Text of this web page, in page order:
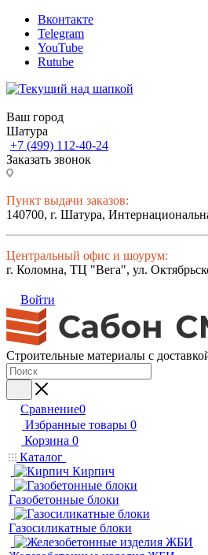
Вконтакте
Telegram
YouTube
Rutube
Ваш город
Шатура
+7 (499) 112-40-24
Заказать звонок
Пункт выдачи заказов:
140700, г. Шатура,
Центральный офис и шоурум:
г. Коломна, ТЦ "Вега", ул.
Войти
Строительные материалы с
Сравнение0
Избранные товары 0
Корзина 0
Каталог
Кирпич
Газобетонные блоки
Газосиликатные блоки